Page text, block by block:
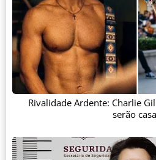
Rivalidade Ardente: Charlie
serão